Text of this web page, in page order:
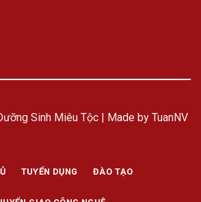
Sinh Miêu Tộc | Made by TuanNV
TUYỂN DỤNG ĐÀO TẠO